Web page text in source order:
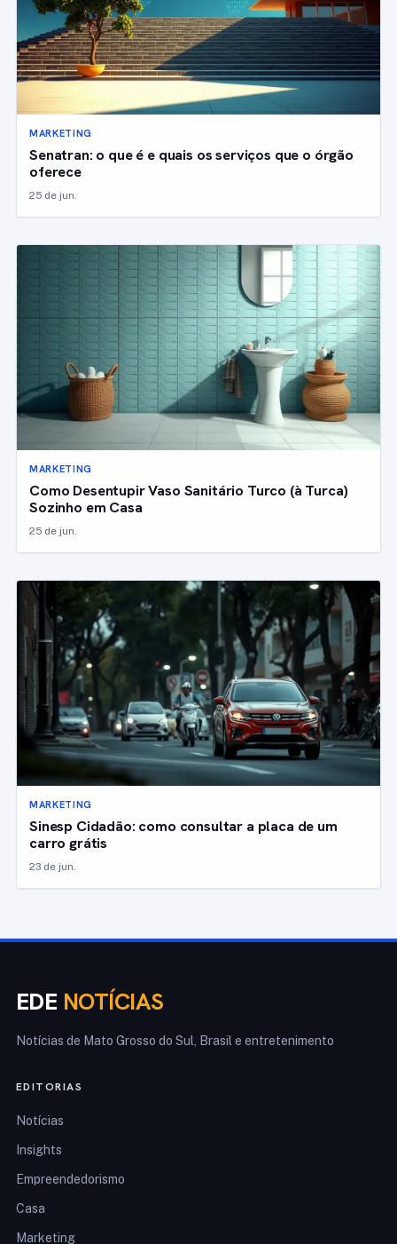
MARKETING
Senatran: o que é e quais os serviços que o órgão
oferece
25 de jun.
MARKETING
Como Desentupir Vaso Sanitário Turco (à Turca)
Sozinho em Casa
25 de jun.
MARKETING
Sinesp Cidadão: como consultar a placa de um
carro grátis
23 de jun.
EDE NOTÍCIAS
Notícias de Mato Grosso do Sul, Brasil e entretenimento
EDITORIAS
Notícias
Insights
Empreendedorismo
Casa
Marketing